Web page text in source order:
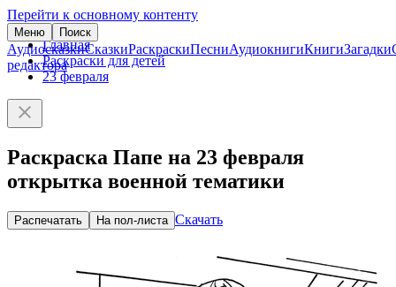
Перейти к основному контенту
Меню Поиск
АудиосказкиСказкиРаскраскиПесниАудиокнигиКнигиЗагадки
редактора
Главная
Раскраски для детей
23 февраля
Раскраска Папе на 23 февраля
открытка военной тематики
Распечатать На пол-листа Скачать